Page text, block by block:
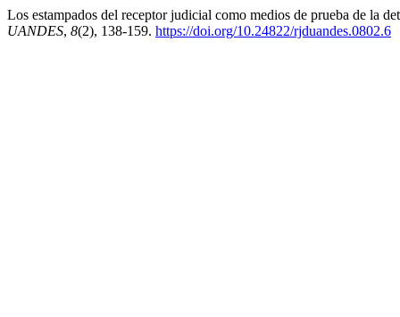
Los estampados del receptor judicial como medios de prueba de la
UANDES, 8(2), 138-159. https://doi.org/10.24822/rjduandes.0802.6